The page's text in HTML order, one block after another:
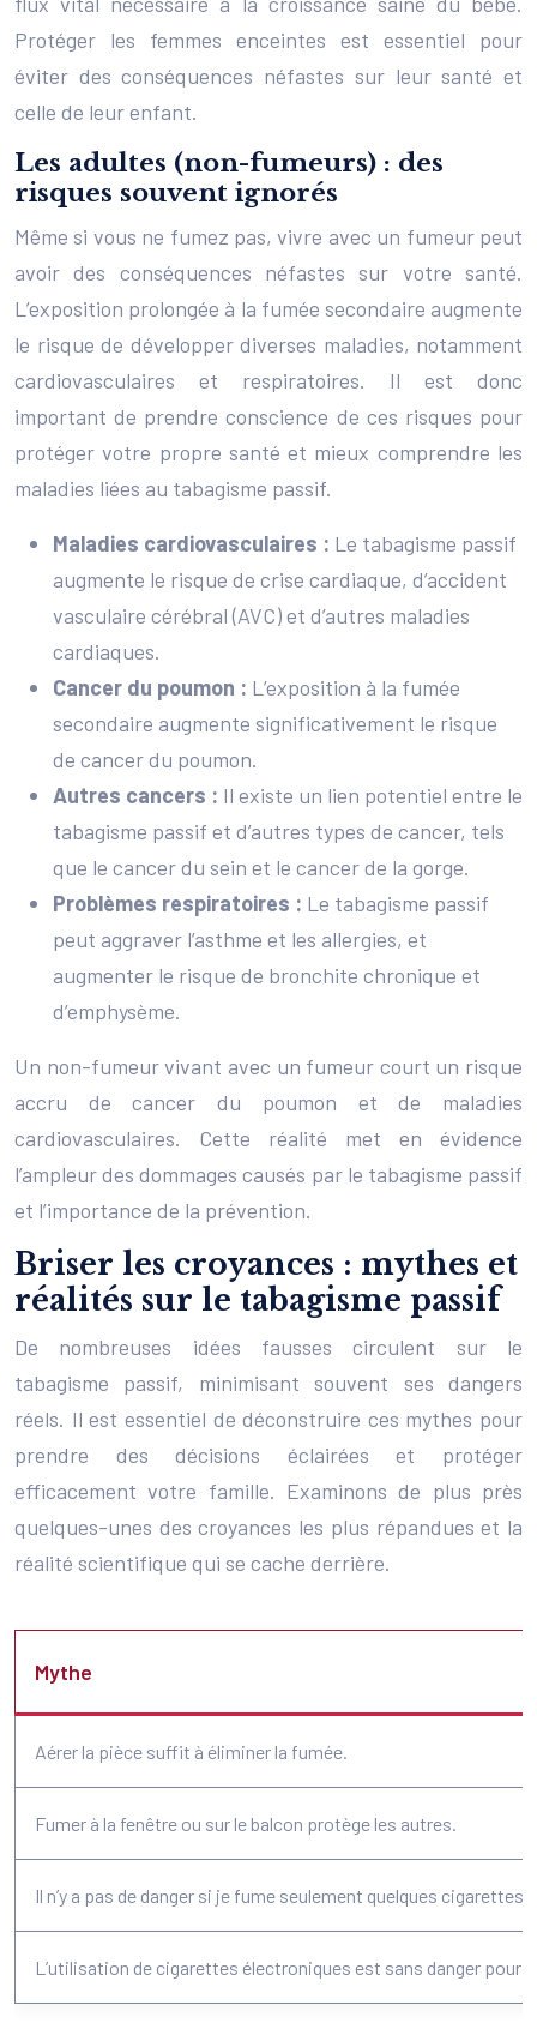
Protéger les femmes enceintes est essentiel pour
éviter des conséquences néfastes sur leur santé et
celle de leur enfant.
Les adultes (non-fumeurs) : des
risques souvent ignorés
Même si vous ne fumez pas, vivre avec un fumeur peut
avoir des conséquences néfastes sur votre santé.
L’exposition prolongée à la fumée secondaire augmente
le risque de développer diverses maladies, notamment
cardiovasculaires et respiratoires. Il est donc
important de prendre conscience de ces risques pour
protéger votre propre santé et mieux comprendre les
maladies liées au tabagisme passif.
Maladies cardiovasculaires : Le tabagisme passif
augmente le risque de crise cardiaque, d’accident
vasculaire cérébral (AVC) et d’autres maladies
cardiaques.
Cancer du poumon : L’exposition à la fumée
secondaire augmente significativement le risque
de cancer du poumon.
Autres cancers : Il existe un lien potentiel entre le
tabagisme passif et d’autres types de cancer, tels
que le cancer du sein et le cancer de la gorge.
Problèmes respiratoires : Le tabagisme passif
peut aggraver l’asthme et les allergies, et
augmenter le risque de bronchite chronique et
d’emphysème.
Un non-fumeur vivant avec un fumeur court un risque
accru de cancer du poumon et de maladies
cardiovasculaires. Cette réalité met en évidence
l’ampleur des dommages causés par le tabagisme passif
et l’importance de la prévention.
Briser les croyances : mythes et
réalités sur le tabagisme passif
De nombreuses idées fausses circulent sur le
tabagisme passif, minimisant souvent ses dangers
réels. Il est essentiel de déconstruire ces mythes pour
prendre des décisions éclairées et protéger
efficacement votre famille. Examinons de plus près
quelques-unes des croyances les plus répandues et la
réalité scientifique qui se cache derrière.
Mythe
Aérer la pièce suffit à éliminer la fumée.
Fumer à la fenêtre ou sur le balcon protège les autres.
Il n’y a pas de danger si je fume seulement quelques cigarettes.
L’utilisation de cigarettes électroniques est sans danger pour